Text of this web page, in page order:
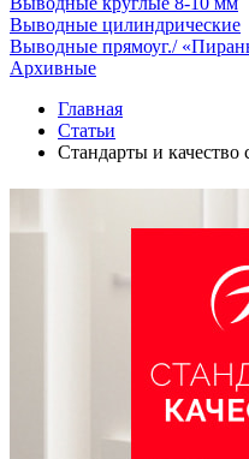
Выводные цилиндрические
Выводные прямоуг./
Архивные
Главная
Статьи
Стандарты и